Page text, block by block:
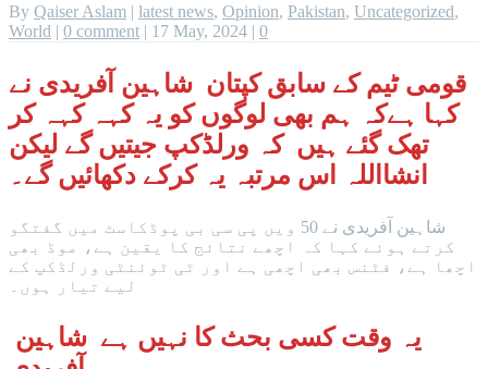
By Qaiser Aslam | latest news, Opinion, Pakistan, Uncategorized,
World | 0 comment | 17 May, 2024 | 0
قومی ٹیم کے سابق کپتان شاہین آفریدی نے
کہا ہےکہ
ہم بھی لوگوں کو یہ کہہ کہہ کر
تھک گئے ہیں کہ ورلڈکپ جیتیں گے لیکن
انشااللہ اس مرتبہ یہ کرکے دکھائیں گے۔
شاہین آفریدی نے 50 ویں پی سی بی پوڈکاسٹ میں گفتگو
کرتے ہوئے کہا کہ اچھے نتائج کا یقین ہے، موڈ بھی
اچھا ہے، فٹنس بھی اچھی ہے اور ٹی ٹوئنٹی ورلڈکپ کے
لیے تیار ہوں۔